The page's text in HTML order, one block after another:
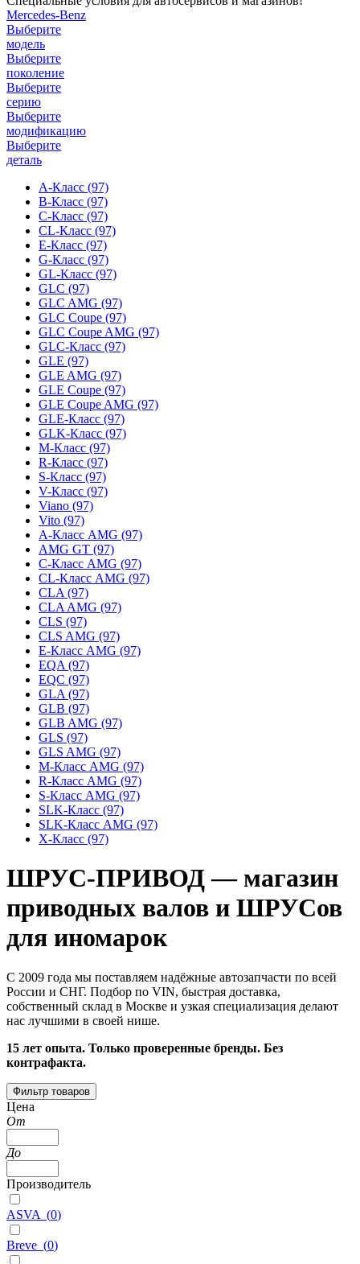
Mercedes-Benz
Выберите
модель
Выберите
поколение
Выберите
серию
Выберите
модификацию
Выберите
деталь
A-Класс (97)
B-Класс (97)
C-Класс (97)
CL-Класс (97)
E-Класс (97)
G-Класс (97)
GL-Класс (97)
GLC (97)
GLC AMG (97)
GLC Coupe (97)
GLC Coupe AMG (97)
GLC-Класс (97)
GLE (97)
GLE AMG (97)
GLE Coupe (97)
GLE Coupe AMG (97)
GLE-Класс (97)
GLK-Класс (97)
M-Класс (97)
R-Класс (97)
S-Класс (97)
V-Класс (97)
Viano (97)
Vito (97)
A-Класс AMG (97)
AMG GT (97)
C-Класс AMG (97)
CL-Класс AMG (97)
CLA (97)
CLA AMG (97)
CLS (97)
CLS AMG (97)
E-Класс AMG (97)
EQA (97)
EQC (97)
GLA (97)
GLB (97)
GLB AMG (97)
GLS (97)
GLS AMG (97)
M-Класс AMG (97)
R-Класс AMG (97)
S-Класс AMG (97)
SLK-Класс (97)
SLK-Класс AMG (97)
X-Класс (97)
ШРУС-ПРИВОД — магазин
приводных валов и ШРУСов
для иномарок
С 2009 года мы поставляем надёжные автозапчасти по всей
России и СНГ. Подбор по VIN, быстрая доставка,
собственный склад в Москве и узкая специализация делают
нас лучшими в своей нише.
15 лет опыта. Только проверенные бренды. Без
контрафакта.
Фильтр товаров
Цена
От
До
Производитель
ASVA (0)
Breve (0)